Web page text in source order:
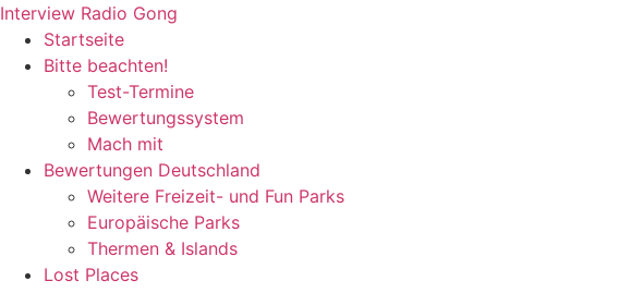
Zum
Inhalt
wechseln
Interview Radio Gong
Startseite
Bitte beachten!
Test-Termine
Bewertungssystem
Mach mit
Bewertungen Deutschland
Weitere Freizeit- und Fun Parks
Europäische Parks
Thermen & Islands
Lost Places